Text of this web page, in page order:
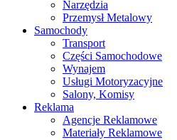
Narzędzia
Przemysł Metalowy
Samochody
Transport
Części Samochodowe
Wynajem
Usługi Motoryzacyjne
Salony, Komisy
Reklama
Agencje Reklamowe
Materiały Reklamowe